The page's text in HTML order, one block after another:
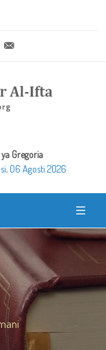
+20 2 25970400
Gregoria
06 Agosti 2026